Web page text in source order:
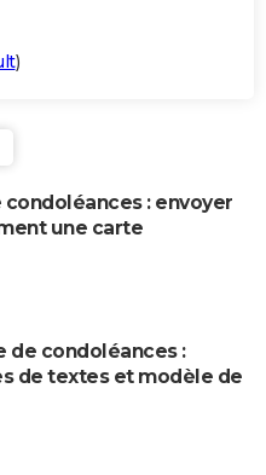
)
condoléances : envoyer
une carte
de condoléances :
de textes et modèle de